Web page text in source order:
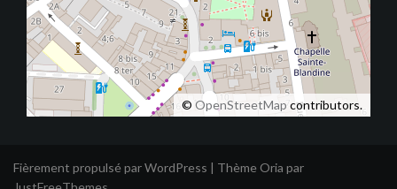
© OpenStreetMapcontributors.
Fièrement propulsé par WordPress | Thème Oria par